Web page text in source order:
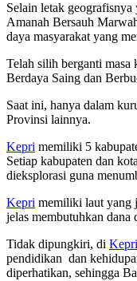
Selain letak
Amanah Bersauh
daya masyarakat yang
Telah silih berganti masa
Berdaya Saing dan
Saat ini, hanya dalam
Provinsi lainnya.
Kepri memiliki 5
Setiap kabupaten dan
dieksplorasi guna
Kepri memiliki laut yang
jelas membutuhkan dana
Tidak dipungkiri, di Kepri
pendidikan dan
diperhatikan, sehingga